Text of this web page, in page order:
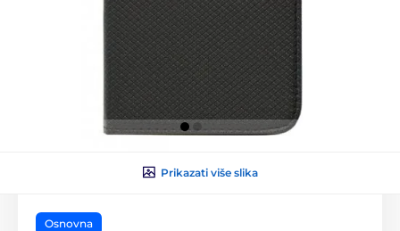
Prikazati više slika
Osnovna